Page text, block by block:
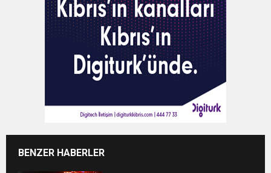
BENZER HABERLER